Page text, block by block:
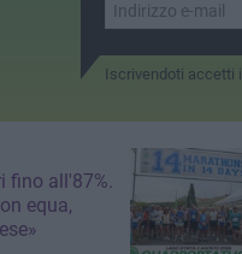
Iscrivendoti accetti i
fino all'87%.
equa,